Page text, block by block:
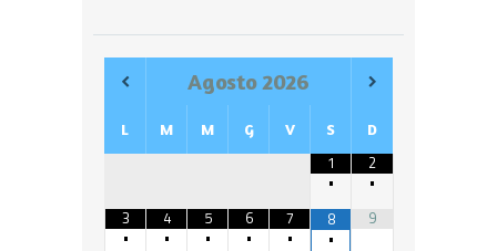
Agosto2026
L M M G V S D
1
•
2
•
3
•
4
•
5
•
6
•
7
•
8
•
9